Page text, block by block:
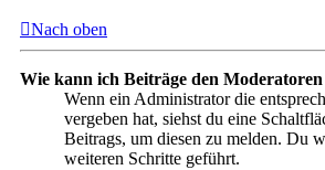
Nach oben
Wie kann ich Beiträge den Moderatoren
Wenn ein Administrator die
vergeben hat, siehst du eine
Beitrags, um diesen zu melden. Du
weiteren Schritte geführt.